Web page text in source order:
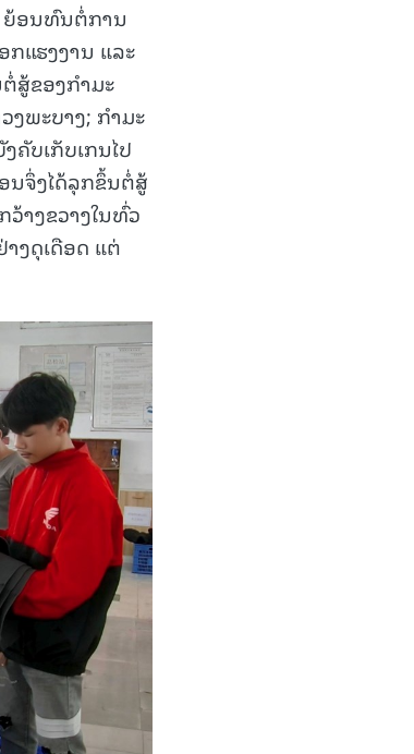
ຍ້ອນທົນຕໍ່ການ
ແຮງງານ ແລະ
ສູ້ຂອງກໍາມະ
ພະບາງ; ກໍາມະ
ບເກັບເກນໄປ
ນຈຶ່ງໄດ້ລຸກຂຶ້ນຕໍ່ສູ້
າງຂວາງໃນທົ່ວ
ງດຸເດືອດ ແຕ່